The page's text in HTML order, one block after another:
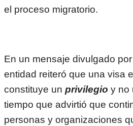
el proceso migratorio.
En un mensaje divulgado
entidad reiteró que una visa
constituye un privilegio y no
tiempo que advirtió que
personas y organizaciones